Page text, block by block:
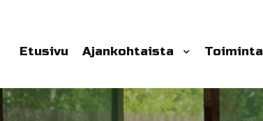
Etusivu Ajankohtaista Toiminta